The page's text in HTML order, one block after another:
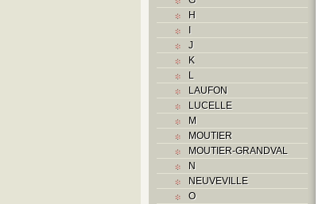
H
I
J
K
L
LAUFON
LUCELLE
M
MOUTIER
MOUTIER-GRANDVAL
N
NEUVEVILLE
O